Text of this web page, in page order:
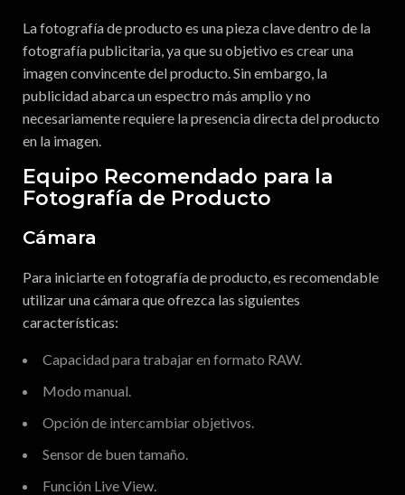
La fotografía de producto es una pieza clave dentro de la
fotografía publicitaria, ya que su objetivo es crear una
imagen convincente del producto. Sin embargo, la
publicidad abarca un espectro más amplio y no
necesariamente requiere la presencia directa del producto
en la imagen.
Equipo Recomendado para la
Fotografía de Producto
Cámara
Para iniciarte en fotografía de producto, es recomendable
utilizar una cámara que ofrezca las siguientes
características:
Capacidad para trabajar en formato RAW.
Modo manual.
Opción de intercambiar objetivos.
Sensor de buen tamaño.
Función Live View.